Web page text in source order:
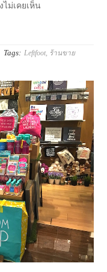
ม่เคยเห็น
Tags: Leftfoot, ร้านขาย